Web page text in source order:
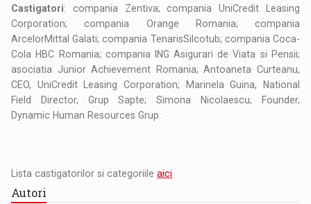
Castigatori: compania Zentiva; compania UniCredit Leasing
Corporation; compania Orange Romania; compania
ArcelorMittal Galati; compania TenarisSilcotub; compania Coca-
Cola HBC Romania; compania ING Asigurari de Viata si Pensii;
asociatia Junior Achievement Romania; Antoaneta Curteanu,
CEO, UniCredit Leasing Corporation; Marinela Guina, National
Field Director, Grup Sapte; Simona Nicolaescu, Founder,
Dynamic Human Resources Grup.
Lista castigatorilor si categoriileaici
Autori